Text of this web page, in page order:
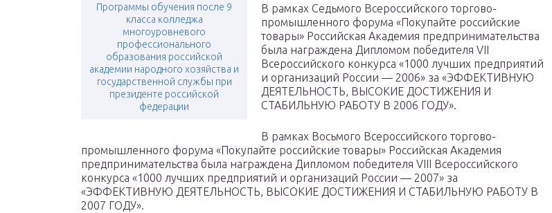
Программы обучения после 9
класса колледжа
многоуровневого
профессионального
образования российской
академии народного хозяйства и
государственной службы при
президенте российской
федерации
В рамках Седьмого Всероссийского торгово-
промышленного форума «Покупайте российские
товары» Российская Академия предпринимательства
была награждена Дипломом победителя VII
Всероссийского конкурса «1000 лучших предприятий
и организаций России — 2006» за «ЭФФЕКТИВНУЮ
ДЕЯТЕЛЬНОСТЬ, ВЫСОКИЕ ДОСТИЖЕНИЯ И
СТАБИЛЬНУЮ РАБОТУ В 2006 ГОДУ».
В рамках Восьмого Всероссийского торгово-
промышленного форума «Покупайте российские товары» Российская Академия
предпринимательства была награждена Дипломом победителя VIII Всероссийского
конкурса «1000 лучших предприятий и организаций России — 2007» за
«ЭФФЕКТИВНУЮ ДЕЯТЕЛЬНОСТЬ, ВЫСОКИЕ ДОСТИЖЕНИЯ И СТАБИЛЬНУЮ РАБОТУ В
2007 ГОДУ».